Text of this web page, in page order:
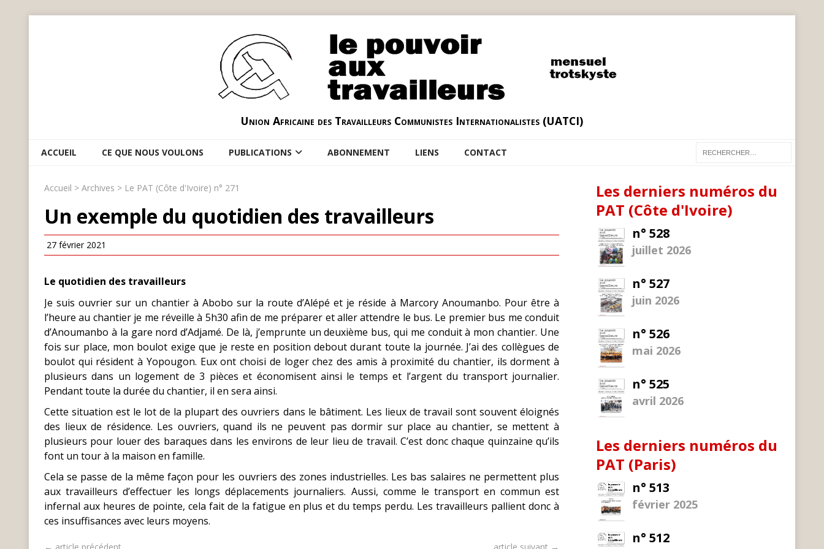
Union Africaine des Travailleurs Communistes Internationalistes (UATCI)
ACCUEIL CE QUE NOUS VOULONS PUBLICATIONS ABONNEMENT LIENS CONTACT
Accueil > Archives > Le PAT (Côte d'Ivoire) n° 271
Un exemple du quotidien des travailleurs
27 février 2021
Le quotidien des travailleurs
Je suis ouvrier sur un chantier à Abobo sur la route d’Alépé et je réside à Marcory Anoumanbo. Pour être à
l’heure au chantier je me réveille à 5h30 afin de me préparer et aller attendre le bus. Le premier bus me conduit
d’Anoumanbo à la gare nord d’Adjamé. De là, j’emprunte un deuxième bus, qui me conduit à mon chantier. Une
fois sur place, mon boulot exige que je reste en position debout durant toute la journée. J’ai des collègues de
boulot qui résident à Yopougon. Eux ont choisi de loger chez des amis à proximité du chantier, ils dorment à
plusieurs dans un logement de 3 pièces et économisent ainsi le temps et l’argent du transport journalier.
Pendant toute la durée du chantier, il en sera ainsi.
Cette situation est le lot de la plupart des ouvriers dans le bâtiment. Les lieux de travail sont souvent éloignés
des lieux de résidence. Les ouvriers, quand ils ne peuvent pas dormir sur place au chantier, se mettent à
plusieurs pour louer des baraques dans les environs de leur lieu de travail. C’est donc chaque quinzaine qu’ils
font un tour à la maison en famille.
Cela se passe de la même façon pour les ouvriers des zones industrielles. Les bas salaires ne permettent plus
aux travailleurs d’effectuer les longs déplacements journaliers. Aussi, comme le transport en commun est
infernal aux heures de pointe, cela fait de la fatigue en plus et du temps perdu. Les travailleurs pallient donc à
ces insuffisances avec leurs moyens.
← article précédent article suivant →
Les derniers numéros du
PAT (Côte d'Ivoire)
n° 528
juillet 2026
n° 527
juin 2026
n° 526
mai 2026
n° 525
avril 2026
Les derniers numéros du
PAT (Paris)
n° 513
février 2025
n° 512